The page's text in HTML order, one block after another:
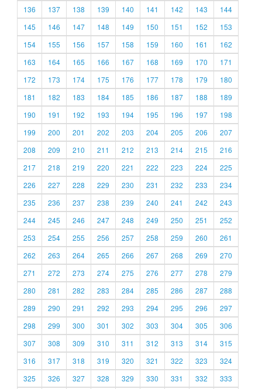
136
137 138 139 140 141 142 143
144
145
146 147 148 149 150 151 152
153
154
155 156 157 158 159 160 161
162
163
164 165 166 167 168 169 170
171
172
173 174 175 176 177 178 179
180
181
182 183 184 185 186 187 188
189
190
191 192 193 194 195 196 197
198
199
200 201 202 203 204 205 206
207
208
209 210 211 212 213 214 215
216
217
218 219 220 221 222 223 224
225
226
227 228 229 230 231 232 233
234
235
236 237 238 239 240 241 242
243
244
245 246 247 248 249 250 251
252
253
254 255 256 257 258 259 260
261
262
263 264 265 266 267 268 269
270
271
272 273 274 275 276 277 278
279
280
281 282 283 284 285 286 287
288
289
290 291 292 293 294 295 296
297
298
299 300 301 302 303 304 305
306
307
308 309 310 311 312 313 314
315
316
317 318 319 320 321 322 323
324
325
326 327 328 329 330 331 332 333